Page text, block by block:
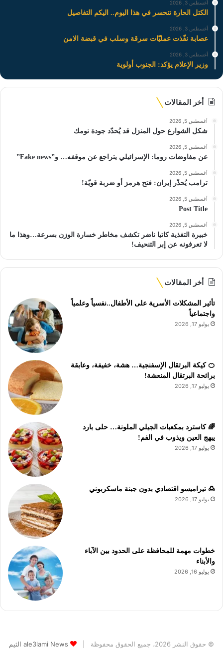
أغسطس 3, 2026
الكتل الحارة تنحسر في هذا اليوم.. اليكم التفاصيل
أغسطس 3, 2026
عصابة نفّذت عمليّات سرقة وسلب في قبضة الامن
أغسطس 3, 2026
وزير الإعلام يؤكد: الجنوب أولوية
أخر المقالات
أغسطس 5, 2026
شكل الشوارع حول المنزل قد يُحدّد جودة نومك
أغسطس 5, 2026
عن مفاوضات روما: الإسرائيلي يتراجع عن موقفه… و”Fake news”
أغسطس 5, 2026
ترامب يُحذّر إيران: فتح هرمز أو ضربة قويّة!
أغسطس 5, 2026
Post Title
أغسطس 5, 2026
خبيرة التغذية كاتيا ناضر تكشف مخاطر خسارة الوزن بسرعة…وهذا ما
لا تعرفونه عن إبر التنحيف!
أخر المقالات
تأثير المشكلات الأسرية على الأطفال..نفسياً وعلمياً
واجتماعياً
يوليو 17, 2026
🍊 كيكة البرتقال الإسفنجية… هشة، خفيفة، وعابقة
برائحة البرتقال المنعشة!
يوليو 17, 2026
🌈 كاسترد بمكعبات الجيلي الملونة… حلى بارد
يبهج العين ويذوب في الفم!
يوليو 17, 2026
🍮 تيراميسو اقتصادي بدون جبنة ماسكربوني
يوليو 17, 2026
خطوات مهمة للمحافظة على الحدود بين الآباء
والأبناء
يوليو 16, 2026
© حقوق النشر 2026، جميع الحقوق محفوظة |
ale3lami News الثيم